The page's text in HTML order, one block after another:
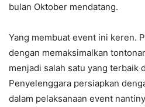
bulan Oktober mendatang.
Yang membuat event ini keren.
dengan memaksimalkan
menjadi salah satu yang terbaik
Penyelenggara persiapkan
dalam pelaksanaan event